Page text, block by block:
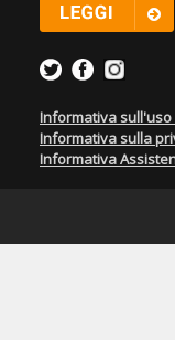
Informativa sull'uso
Informativa sulla
Informativa